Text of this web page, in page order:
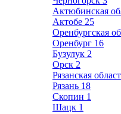
Актюбинская
Актобе 25
Оренбургская
Оренбург 16
Бузулук 2
Орск 2
Рязанская
Рязань 18
Скопин 1
Шацк 1